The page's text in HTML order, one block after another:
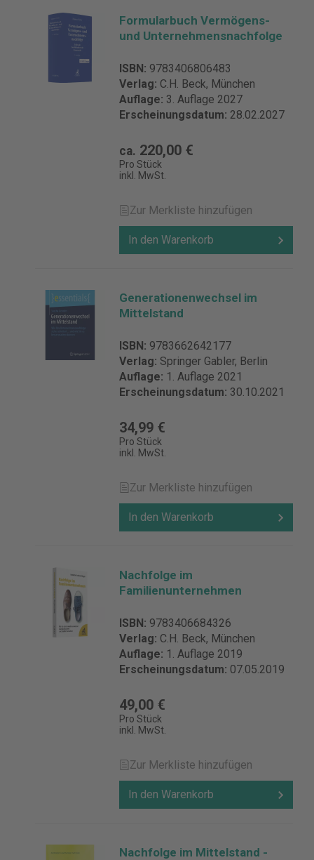
Formularbuch Vermögens-
und Unternehmensnachfolge
ISBN: 9783406806483
Verlag: C.H. Beck, München
Auflage: 3. Auflage 2027
Erscheinungsdatum: 28.02.2027
ca. 220,00 €
Pro Stück
inkl. MwSt.
Zur Merkliste hinzufügen
In den Warenkorb
Generationenwechsel im
Mittelstand
ISBN: 9783662642177
Verlag: Springer Gabler, Berlin
Auflage: 1. Auflage 2021
Erscheinungsdatum: 30.10.2021
34,99 €
Pro Stück
inkl. MwSt.
Zur Merkliste hinzufügen
In den Warenkorb
Nachfolge im
Familienunternehmen
ISBN: 9783406684326
Verlag: C.H. Beck, München
Auflage: 1. Auflage 2019
Erscheinungsdatum: 07.05.2019
49,00 €
Pro Stück
inkl. MwSt.
Zur Merkliste hinzufügen
In den Warenkorb
Nachfolge im Mittelstand -